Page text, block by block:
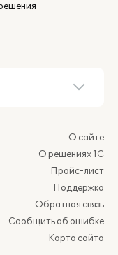
О сайте
О решениях 1С
Прайс-лист
Поддержка
Обратная связь
Сообщить об ошибке
Карта сайта